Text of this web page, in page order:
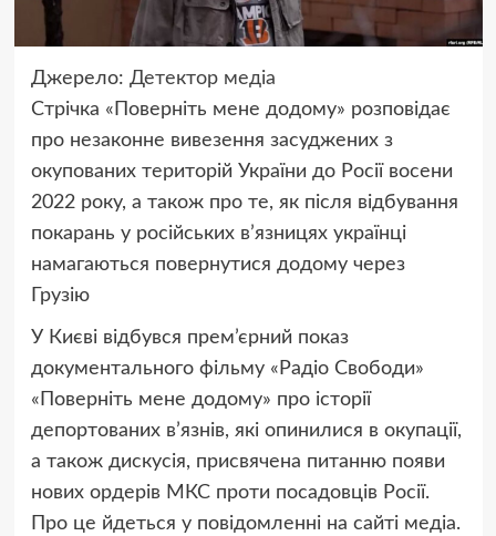
Джерело: Детектор медіа
Стрічка «Поверніть мене додому» розповідає
про незаконне вивезення засуджених з
окупованих територій України до Росії восени
2022 року, а також про те, як після відбування
покарань у російських в’язницях українці
намагаються повернутися додому через
Грузію
У Києві відбувся прем’єрний показ
документального фільму «Радіо Свободи»
«Поверніть мене додому» про історії
депортованих в’язнів, які опинилися в окупації,
а також дискусія, присвячена питанню появи
нових ордерів МКС проти посадовців Росії.
Про це йдеться у повідомленні на сайті медіа.